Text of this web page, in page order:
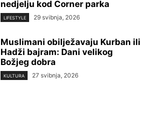
nedjelju kod Corner parka
LIFESTYLE 29 svibnja, 2026
Muslimani obilježavaju Kurban ili
Hadži bajram: Dani velikog
Božjeg dobra
KULTURA 27 svibnja, 2026